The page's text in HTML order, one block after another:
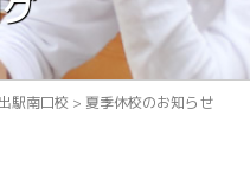
駅南口校 > 夏季休校のお知らせ